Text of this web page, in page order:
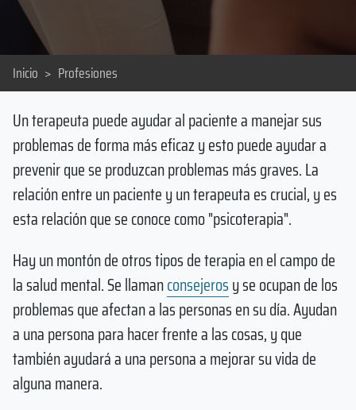
Inicio > Profesiones
Un terapeuta puede ayudar al paciente a manejar sus
problemas de forma más eficaz y esto puede ayudar a
prevenir que se produzcan problemas más graves. La
relación entre un paciente y un terapeuta es crucial, y es
esta relación que se conoce como "psicoterapia".
Hay un montón de otros tipos de terapia en el campo de
la salud mental. Se llamanconsejerosy se ocupan de los
problemas que afectan a las personas en su día. Ayudan
a una persona para hacer frente a las cosas, y que
también ayudará a una persona a mejorar su vida de
alguna manera.